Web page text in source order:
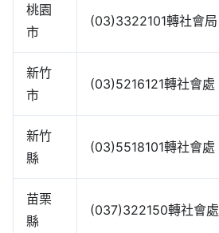
桃園
市
(03)3322101轉社會局
新竹
市
(03)5216121轉社會處
新竹
縣
(03)5518101轉社會處
苗栗
縣
(037)322150轉社會處